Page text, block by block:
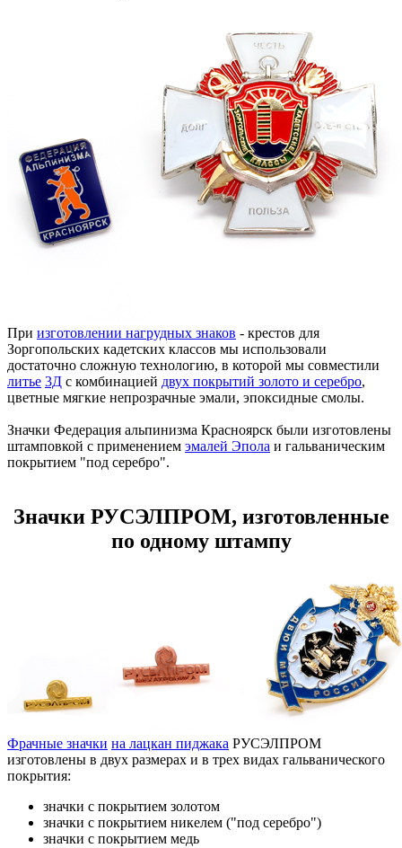
При изготовлении нагрудных знаков - крестов для
Зоргопольских кадетских классов мы использовали
достаточно сложную технологию, в которой мы совместили
литье 3Д с комбинацией двух покрытий золото и серебро,
цветные мягкие непрозрачные эмали, эпоксидные смолы.
Значки Федерация альпинизма Красноярск были изготовлены
штамповкой с применением эмалей Эпола и гальваническим
покрытием "под серебро".
Значки РУСЭЛПРОМ, изготовленные
по одному штампу
Фрачные значки на лацкан пиджака РУСЭЛПРОМ
изготовлены в двух размерах и в трех видах гальванического
покрытия:
значки с покрытием золотом
значки с покрытием никелем ("под серебро")
значки с покрытием медь